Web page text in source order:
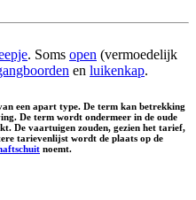
. Soms open (vermoedelijk
en luikenkap.
een apart type. De term kan betrekking
De term wordt ondermeer in de oude
De vaartuigen zouden, gezien het tarief,
tarievenlijst wordt de plaats op de
noemt.